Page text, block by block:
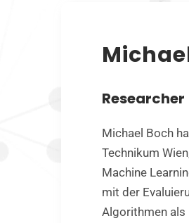
Researcher
Michael Boch
Technikum
Machine
mit der
Algorithmen als